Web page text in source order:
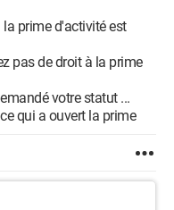
prime d'activité est
pas de droit à la prime
votre statut ...
qui a ouvert la prime